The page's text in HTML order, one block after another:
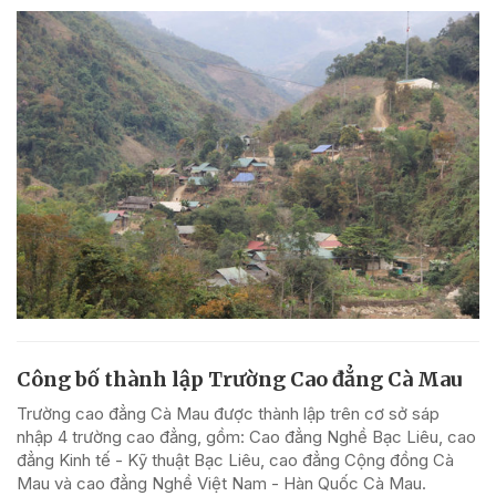
Công bố thành lập Trường Cao đẳng Cà Mau
Trường cao đẳng Cà Mau được thành lập trên cơ sở sáp
nhập 4 trường cao đẳng, gồm: Cao đẳng Nghề Bạc Liêu, cao
đẳng Kinh tế - Kỹ thuật Bạc Liêu, cao đẳng Cộng đồng Cà
Mau và cao đẳng Nghề Việt Nam - Hàn Quốc Cà Mau.